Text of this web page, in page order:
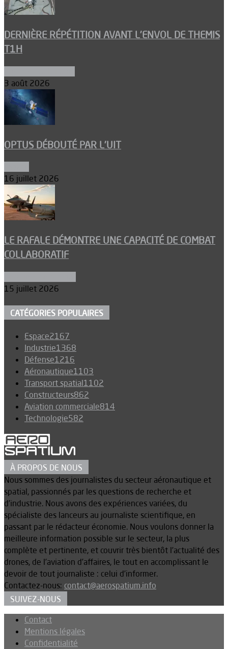
DERNIÈRE RÉPÉTITION AVANT L’ENVOL DE THEMIS
T1H
3 août 2026
OPTUS DÉBOUTÉ PAR L’UIT
16 juillet 2026
LE RAFALE DÉMONTRE UNE CAPACITÉ DE COMBAT
COLLABORATIF
15 juillet 2026
CATÉGORIES POPULAIRES
Espace2167
Industrie1368
Défense1216
Aéronautique1103
Transport spatial1102
Constructeurs862
Aviation commerciale814
Technologie582
À PROPOS DE NOUS
Nous sommes des journalistes du secteur aéronautique et
spatial, passionnés par les questions de recherche et
d’industrie. Nous avons des expériences variées, du
spécialiste des lanceurs au journaliste scientifique, en
passant par le rédacteur économie. Nous voulons donner la
meilleure information possible sur le secteur, la plus
complète et pertinente, et couvrir très bientôt l’actualité des
drones, de l’aviation d’affaires, le tout en accomplissant le
devoir de tout journaliste : celui d’informer.
Contactez-nous: contact@aerospatium.info
SUIVEZ-NOUS
Contact
Mentions légales
Confidentialité